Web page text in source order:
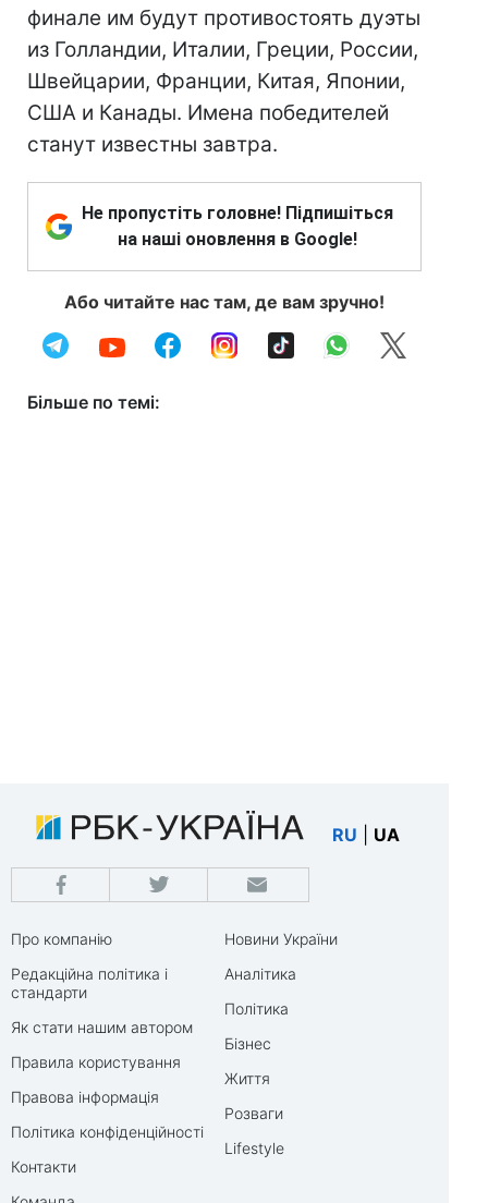
финале им будут противостоять дуэты
из Голландии, Италии, Греции, России,
Швейцарии, Франции, Китая, Японии,
США и Канады. Имена победителей
станут известны завтра.
Не пропустіть головне! Підпишіться
на наші оновлення в Google!
Або читайте нас там, де вам зручно!
Більше по темі:
RU UA
Про компанію
Редакційна політика і
стандарти
Як стати нашим автором
Правила користування
Правова інформація
Політика конфіденційності
Контакти
Новини України
Аналітика
Політика
Бізнес
Життя
Розваги
Lifestyle